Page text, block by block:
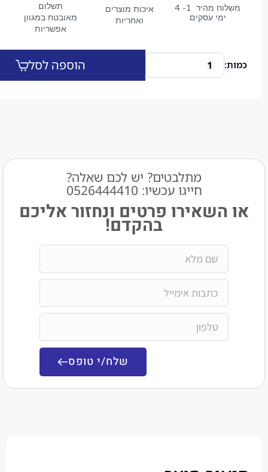
משלוח מהיר 1- 4
איכות מוצרים
תשלום
מאובטח במגוון
הוספה לסל
מתלבטים? יש לכם שאלה?
חייגו עכשיו: 0526444410​
פרטים ונחזור אליכם
בהקדם!
שלח/י טופס